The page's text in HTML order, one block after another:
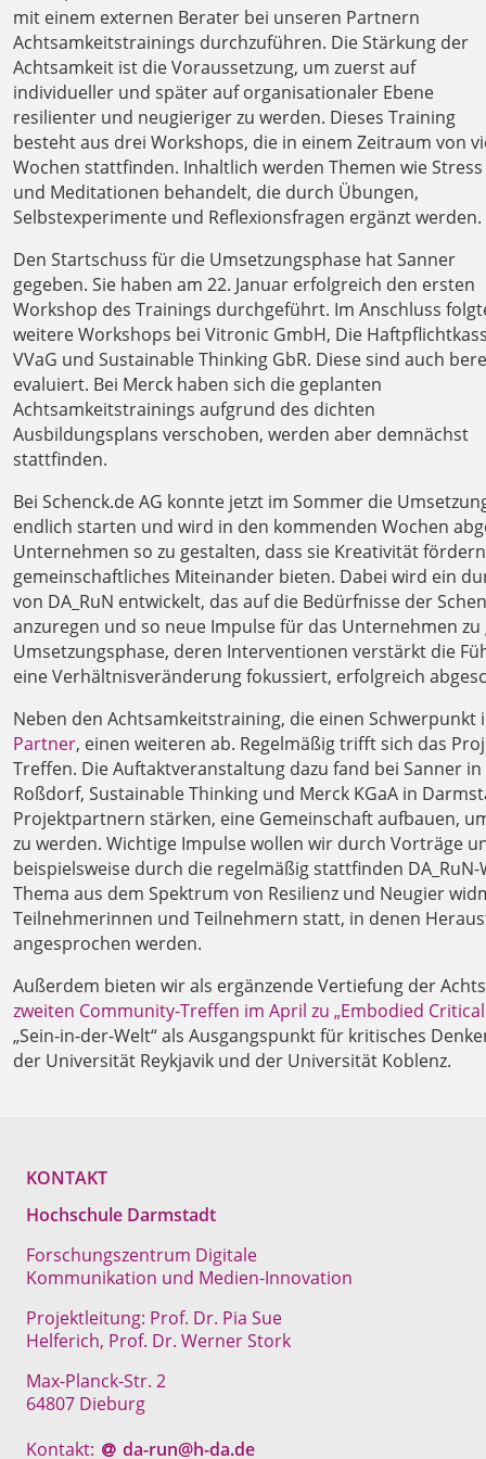
mit einem externen Berater bei unseren Partnern
Achtsamkeitstrainings durchzuführen. Die Stärkung der
Achtsamkeit ist die Voraussetzung, um zuerst auf
individueller und später auf organisationaler Ebene
resilienter und neugieriger zu werden. Dieses Training
besteht aus drei Workshops, die in einem Zeitraum von
Wochen stattfinden. Inhaltlich werden Themen wie Stress
und Meditationen behandelt, die durch Übungen,
Selbstexperimente und Reflexionsfragen ergänzt werden.
Den Startschuss für die Umsetzungsphase hat Sanner
gegeben. Sie haben am 22. Januar erfolgreich den ersten
Workshop des Trainings durchgeführt. Im Anschluss
weitere Workshops bei Vitronic GmbH, Die
VVaG und Sustainable Thinking GbR. Diese sind auch
evaluiert. Bei Merck haben sich die geplanten
Achtsamkeitstrainings aufgrund des dichten
Ausbildungsplans verschoben, werden aber demnächst
stattfinden.
Bei Schenck.de AG konnte jetzt im Sommer die
endlich starten und wird in den kommenden Wochen
Unternehmen so zu gestalten, dass sie Kreativität
gemeinschaftliches Miteinander bieten. Dabei wird ein
von DA_RuN entwickelt, das auf die Bedürfnisse der
anzuregen und so neue Impulse für das Unternehmen
Umsetzungsphase, deren Interventionen verstärkt die
eine Verhältnisveränderung fokussiert, erfolgreich
Neben den Achtsamkeitstraining, die einen
Partner, einen weiteren ab. Regelmäßig trifft sich das
Treffen. Die Auftaktveranstaltung dazu fand bei Sanner
Roßdorf, Sustainable Thinking und Merck KGaA in
Projektpartnern stärken, eine Gemeinschaft aufbauen,
zu werden. Wichtige Impulse wollen wir durch Vorträge
beispielsweise durch die regelmäßig stattfinden
Thema aus dem Spektrum von Resilienz und Neugier
Teilnehmerinnen und Teilnehmern statt, in denen
angesprochen werden.
Außerdem bieten wir als ergänzende Vertiefung der
zweiten Community-Treffen im April zu „Embodied
„Sein-in-der-Welt“ als Ausgangspunkt für kritisches
der Universität Reykjavik und der Universität Koblenz.
KONTAKT
Hochschule Darmstadt
Forschungszentrum Digitale
Kommunikation und Medien-Innovation
Projektleitung: Prof. Dr. Pia Sue
Helferich, Prof. Dr. Werner Stork
Max-Planck-Str. 2
64807 Dieburg
Kontakt:
da-run@h-da.de